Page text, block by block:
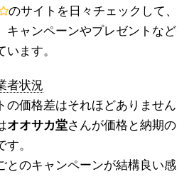
のサイトを日々チェックして、
キャンペーンやプレゼントなど
ます。
者状況
の価格差はそれほどありません
オオサカ堂さんが価格と納期の
。
のキャンペーンが結構良い感